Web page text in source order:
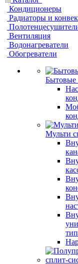
Кондиционеры
Радиаторы и
Вентиляция
Водонагреватели
Обогреватели
Бытовые
Мульти